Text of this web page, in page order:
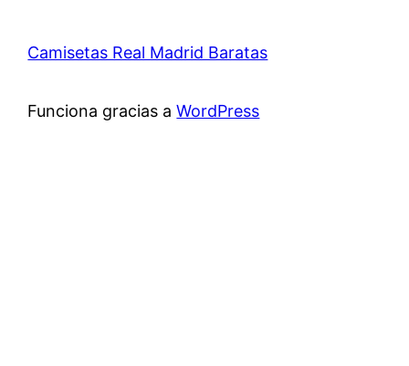
Camisetas Real Madrid Baratas
Funciona gracias aWordPress